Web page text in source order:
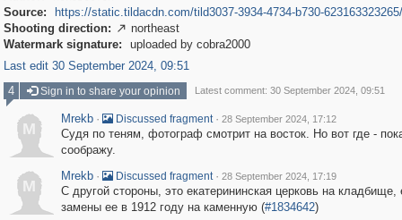
Source:
https://static.tildacdn.com/tild3037-3934-4734-b730-
Shooting direction:  northeast
Watermark signature:
uploaded by cobra2000
Last edit 30 September 2024, 09:51
4
Sign in to share your opinion Latest comment: 30 September 2024, 09:51
M
Mrekb · Discussed fragment · 28 September 2024, 17:12
Судя по теням, фотограф смотрит на восток. Но вот где -
соображу.
M
Mrekb · Discussed fragment · 28 September 2024, 17:19
С другой стороны, это екатерининская церковь на
замены ее в 1912 году на каменную (#1834642)